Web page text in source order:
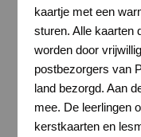
kaartje met een
sturen. Alle kaarten
worden door
postbezorgers van
land bezorgd. Aan
mee. De leerlingen
kerstkaarten en